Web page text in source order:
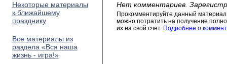
Некоторые материалы
к ближайшему
празднику
Все материалы из
раздела «Вся наша
жизнь - игра!»
Нет комментариев.
Прокомментируйте данный
можно потратить на получение
их на свой счет. Подробнее о